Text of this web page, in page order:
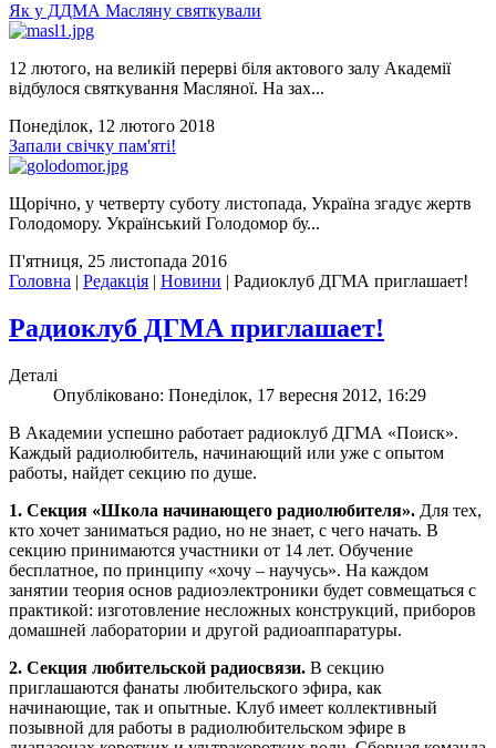
Як у ДДМА Масляну святкували
12 лютого, на великій перерві біля актового залу Академії
відбулося святкування Масляної. На зах...
Понеділок, 12 лютого 2018
Запали свічку пам'яті!
Щорічно, у четверту суботу листопада, Україна згадує жертв
Голодомору. Український Голодомор бу...
П'ятниця, 25 листопада 2016
Головна | Редакція | Новини | Радиоклуб ДГМА приглашает!
Радиоклуб ДГМА приглашает!
Деталі
Опубліковано: Понеділок, 17 вересня 2012, 16:29
В Академии успешно работает радиоклуб ДГМА «Поиск».
Каждый радиолюбитель, начинающий или уже с опытом
работы, найдет секцию по душе.
1. Секция «Школа начинающего радиолюбителя». Для тех,
кто хочет заниматься радио, но не знает, с чего начать. В
секцию принимаются участники от 14 лет. Обучение
бесплатное, по принципу «хочу – научусь». На каждом
занятии теория основ радиоэлектроники будет совмещаться с
практикой: изготовление несложных конструкций, приборов
домашней лаборатории и другой радиоаппаратуры.
2. Секция любительской радиосвязи. В секцию
приглашаются фанаты любительского эфира, как
начинающие, так и опытные. Клуб имеет коллективный
позывной для работы в радиолюбительском эфире в